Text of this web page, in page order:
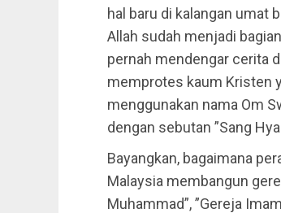
hal baru di kalangan umat
Allah sudah menjadi
pernah mendengar cerita
memprotes kaum Kristen
menggunakan nama Om
dengan sebutan ”Sang
Bayangkan, bagaimana
Malaysia membangun
Muhammad”, ”Gereja